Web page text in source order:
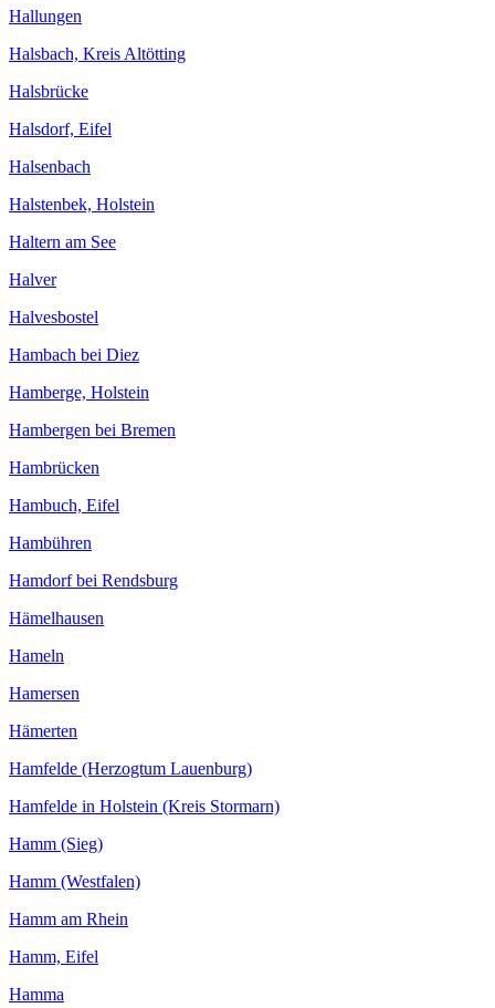
Hallungen
Halsbach, Kreis Altötting
Halsbrücke
Halsdorf, Eifel
Halsenbach
Halstenbek, Holstein
Haltern am See
Halver
Halvesbostel
Hambach bei Diez
Hamberge, Holstein
Hambergen bei Bremen
Hambrücken
Hambuch, Eifel
Hambühren
Hamdorf bei Rendsburg
Hämelhausen
Hameln
Hamersen
Hämerten
Hamfelde (Herzogtum Lauenburg)
Hamfelde in Holstein (Kreis Stormarn)
Hamm (Sieg)
Hamm (Westfalen)
Hamm am Rhein
Hamm, Eifel
Hamma